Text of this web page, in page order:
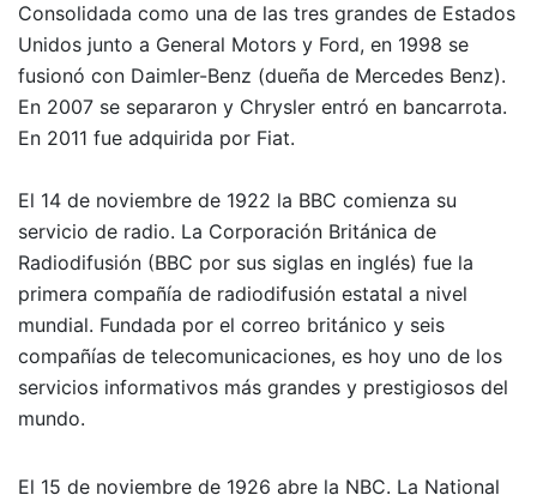
Consolidada como una de las tres grandes de Estados
Unidos junto a General Motors y Ford, en 1998 se
fusionó con Daimler-Benz (dueña de Mercedes Benz).
En 2007 se separaron y Chrysler entró en bancarrota.
En 2011 fue adquirida por Fiat.
El 14 de noviembre de 1922 la BBC comienza su
servicio de radio. La Corporación Británica de
Radiodifusión (BBC por sus siglas en inglés) fue la
primera compañía de radiodifusión estatal a nivel
mundial. Fundada por el correo británico y seis
compañías de telecomunicaciones, es hoy uno de los
servicios informativos más grandes y prestigiosos del
mundo.
El 15 de noviembre de 1926 abre la NBC. La National